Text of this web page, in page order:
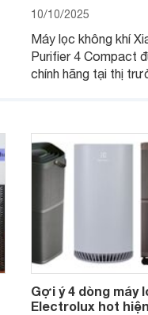
10/10/2025
Máy lọc không khí
Purifier 4 Compact
chính hãng tại thị
Gợi ý 4 dòng máy
Electrolux hot